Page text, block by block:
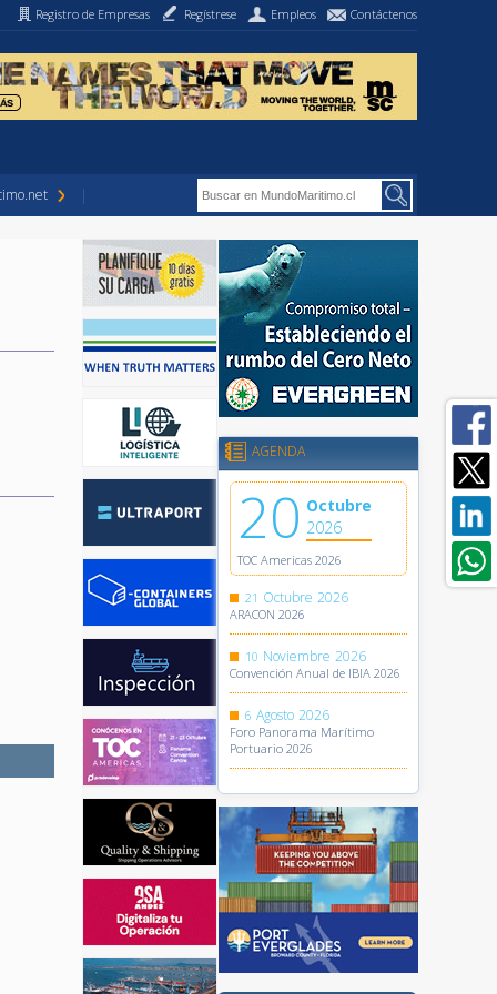
Registro de Empresas Regístrese Empleos Contáctenos
AGENDA
20 Octubre
2026
TOC Americas 2026
21 Octubre 2026
ARACON 2026
10 Noviembre 2026
Convención Anual de IBIA 2026
6 Agosto 2026
Foro Panorama Marítimo
Portuario 2026